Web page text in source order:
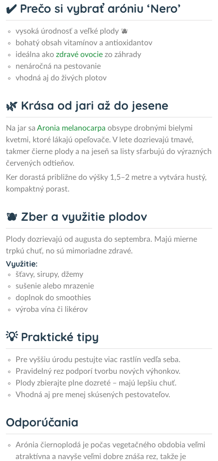
✔️ Prečo si vybrať aróniu ‘Nero’
vysoká úrodnosť a veľké plody 🫐
bohatý obsah vitamínov a antioxidantov
ideálna ako zdravé ovocie zo záhrady
nenáročná na pestovanie
vhodná aj do živých plotov
🌿 Krása od jari až do jesene
Na jar sa Aronia melanocarpa obsype drobnými bielymi
kvetmi, ktoré lákajú opeľovače. V lete dozrievajú tmavé,
takmer čierne plody a na jeseň sa listy sfarbujú do výrazných
červených odtieňov.
Ker dorastá približne do výšky 1,5–2 metre a vytvára hustý,
kompaktný porast.
🫐 Zber a využitie plodov
Plody dozrievajú od augusta do septembra. Majú mierne
trpkú chuť, no sú mimoriadne zdravé.
Využitie:
šťavy, sirupy, džemy
sušenie alebo mrazenie
doplnok do smoothies
výroba vína či likérov
💡 Praktické tipy
Pre vyššiu úrodu pestujte viac rastlín vedľa seba.
Pravidelný rez podporí tvorbu nových výhonkov.
Plody zbierajte plne dozreté – majú lepšiu chuť.
Vhodná aj pre menej skúsených pestovateľov.
Odporúčania
Arónia čiernoplodá je počas vegetačného obdobia veľmi
atraktívna a navyše veľmi dobre znáša rez, takže je